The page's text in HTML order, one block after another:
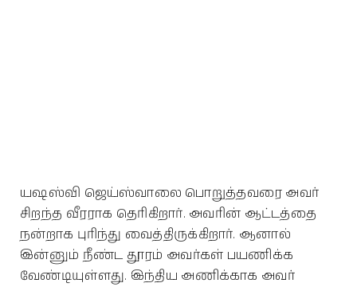
யஷஸ்வி ஜெய்ஸ்வாலை பொறுத்தவரை அவர்
சிறந்த வீரராக தெரிகிறார். அவரின் ஆட்டத்தை
நன்றாக புரிந்து வைத்திருக்கிறார். ஆனால்
இன்னும் நீண்ட தூரம் அவர்கள் பயணிக்க
வேண்டியுள்ளது. இந்திய அணிக்காக அவர்